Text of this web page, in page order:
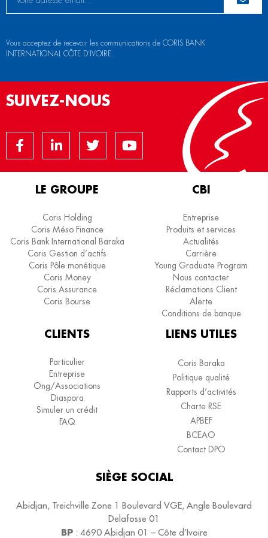
Vous acceptez de recevoir les communications de CORIS BANK
INTERNATIONAL CÔTE D’IVOIRE.
SUIVEZ-NOUS
LE GROUPE
Coris Holding
Coris Méso Finance
Coris Bank International Baraka
Coris Gestion d’actifs
Coris Pôle monétique
Coris Money
Coris Assurance
Coris Bourse
CBI
Entreprise
Produits et services
Actualités
Carrière
Young Graduate Program
Nous contacter
Réclamations Client
Alerte
Conditions de banque
CLIENTS
Particulier
Entreprise
Ong/Associations
Diaspora
Simuler un crédit
FAQ
LIENS UTILES
Coris Baraka
Politique qualité
Rapports d’activités
Charte RSE
APBEF
BCEAO
Contact DPO
SIÈGE SOCIAL
Abidjan, Treichville Zone 1 Boulevard VGE, Angle Boulevard
Delafosse 01
BP: 4690Abidjan 01 – Côte d’Ivoire